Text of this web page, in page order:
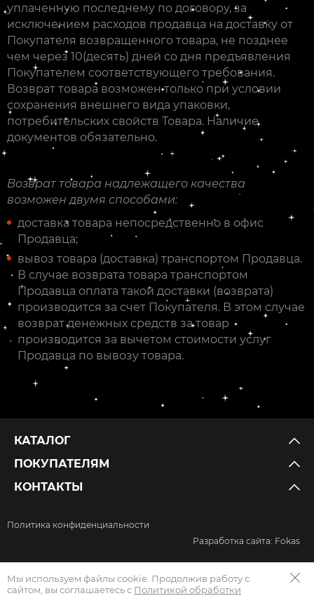
уплаченную последнему по договору, за
исключением расходов продавца на доставку от
Покупателя возвращенного товара, не позднее
чем через 10(десять) дней со дня предъявления
Покупателем соответствующего требования.
Возврат товара возможен только при условии
сохранения внешнего вида упаковки,
потребительских свойств Товара. Наличие
документов обязательно.
Возврат товара надлежащего качества
возможен двумя способами:
доставка товара непосредственно в офис
Продавца;
вывоз товара (доставка) транспортом Продавца.
В случае возврата товара транспортом
Продавца оплата такой доставки (возврата)
производится за счет Покупателя. В этом случае
возврат денежных средств за товар
производится за вычетом стоимости услуг
Продавца по вывозу товара.
КАТАЛОГ
ПОКУПАТЕЛЯМ
КОНТАКТЫ
Политика конфиденциальности
Разработка сайта: Fokas
Мы используем файлы cookie. Продолжив работу с
сайтом, вы соглашаетесь с Политикой обработки